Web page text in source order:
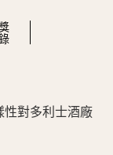
對多利士酒廠